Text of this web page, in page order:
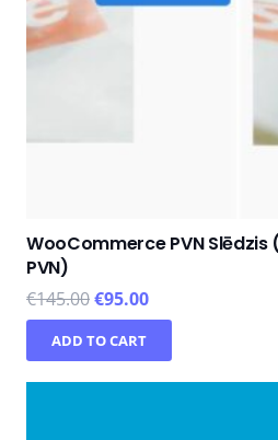
WooCommerce PVN Slēdzis
PVN)
€145.00€95.00
ADD TO CART